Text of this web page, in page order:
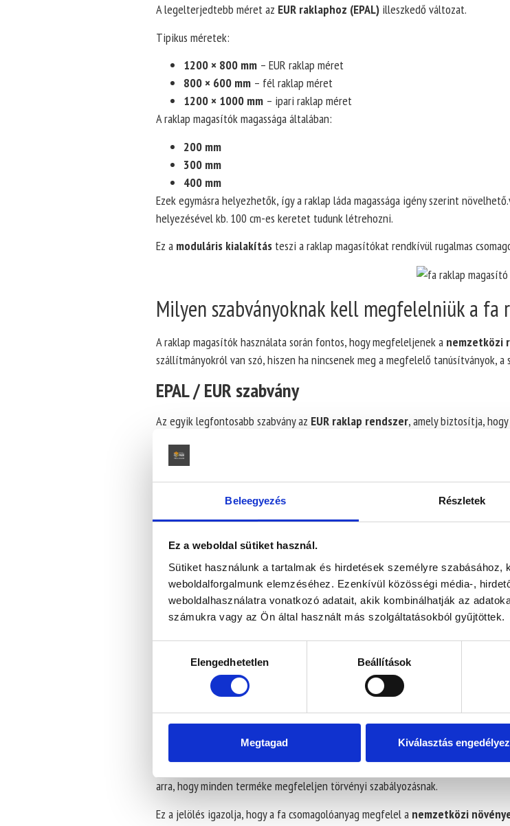
Beleegyezés Részletek
Ez a weboldal sütiket használ.
Sütiket használunk a tartalmak és hirdetések személyre
weboldalforgalmunk elemzéséhez. Ezenkívül közösségi média-,
weboldalhasználatra vonatkozó adatait, akik kombinálhatják az
számukra vagy az Ön által használt más szolgáltatásokból gyűjtöttek.
kiválasztásaElengedhetetlen Beállítások
Megtagad Kiválasztás
A legelterjedtebb méret az EUR raklaphoz (EPAL) illeszkedő változat.
Tipikus méretek:
1200 × 800 mm – EUR raklap méret
800 × 600 mm – fél raklap méret
1200 × 1000 mm – ipari raklap méret
A raklap magasítók magassága általában:
200 mm
300 mm
400 mm
Ezek egymásra helyezhetők, így a raklap láda magassága igény szerint
helyezésével kb. 100 cm-es keretet tudunk létrehozni.
Ez a moduláris kialakítás teszi a raklap magasítókat rendkívül rugalmas
Milyen szabványoknak kell megfelelniük a fa
A raklap magasítók használata során fontos, hogy megfeleljenek a nemzetközi
szállítmányokról van szó, hiszen ha nincsenek meg a megfelelő tanúsítványok,
EPAL / EUR szabvány
Az egyik legfontosabb szabvány az EUR raklap rendszer, amely biztosítja,
A szabvány előnye, hogy egységes méretekkel lehet kalkulálni, így könnyű
rendszerekben.
ISPM 15 szabvány (hőkezelés)
Amennyiben a raklap magasítónemzetközi szállításban
jelenti, hogy a faanyagothőkezelni kell (HT kezelés)legalább56°C-on,
és rovarok elpusztítása, így megakadályozva azok terjedését országok között.
IPPC jelölés.
NÉBIH szabályozás a fa csomagolóanyagokra
Magyarországon aNÉBIH (Nemzeti Élelmiszerlánc-biztonsági Hivatal)
nyilvántartását is.
Azok a cégek, amelyekISPM 15 jelöléssel ellátott fa csomagolóanyagot
arra, hogy minden terméke megfeleljen törvényi szabályozásnak.
Ez a jelölés igazolja, hogy a fa csomagolóanyag megfelel a nemzetközi